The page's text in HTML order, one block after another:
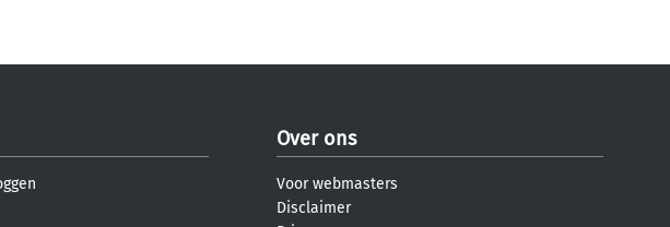
Over ons
Voor webmasters
Disclaimer